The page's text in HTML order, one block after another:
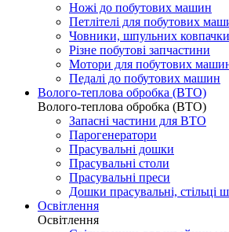
Ножі до побутових машин
Петлітелі для побутових
Човники, шпульних
Різне побутові запчастини
Мотори для побутових
Педалі до побутових машин
Волого-теплова обробка (ВТО)
Волого-теплова обробка (ВТО)
Запасні частини для ВТО
Парогенератори
Прасувальні дошки
Прасувальні столи
Прасувальні преси
Дошки прасувальні, стільці
Освітлення
Освітлення